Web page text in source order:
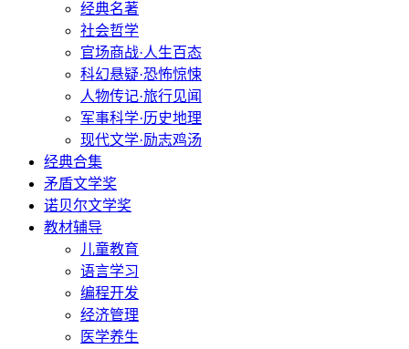
经典名著
社会哲学
官场商战·人生百态
科幻悬疑·恐怖惊悚
人物传记·旅行见闻
军事科学·历史地理
现代文学·励志鸡汤
经典合集
矛盾文学奖
诺贝尔文学奖
教材辅导
儿童教育
语言学习
编程开发
经济管理
医学养生